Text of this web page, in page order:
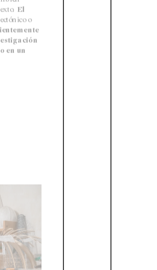
El
o
en un